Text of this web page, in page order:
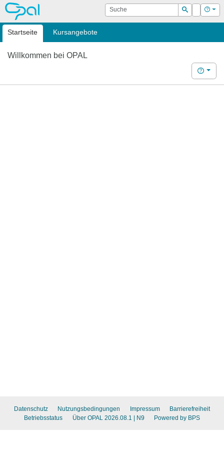
OPAL Suche
Suchen
Login Hilfe
Startseite Kursangebote
Willkommen bei OPAL
Hilfe
Datenschutz Nutzungsbedingungen Impressum
Barrierefreiheit
Betriebsstatus
Über OPAL 2026.08.1 | N9 Powered by BPS